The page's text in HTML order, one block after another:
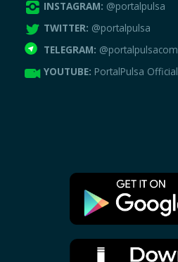
INSTAGRAM: @portalpulsa
TWITTER: @portalpulsa
TELEGRAM: @portalpulsacom
YOUTUBE: PortalPulsa Official